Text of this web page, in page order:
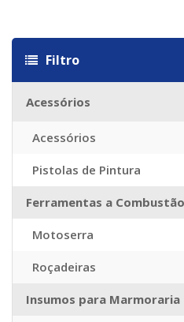
Filtro
Acessórios
Acessórios
Pistolas de Pintura
Ferramentas a Combustão
Motoserra
Roçadeiras
Insumos para Marmoraria